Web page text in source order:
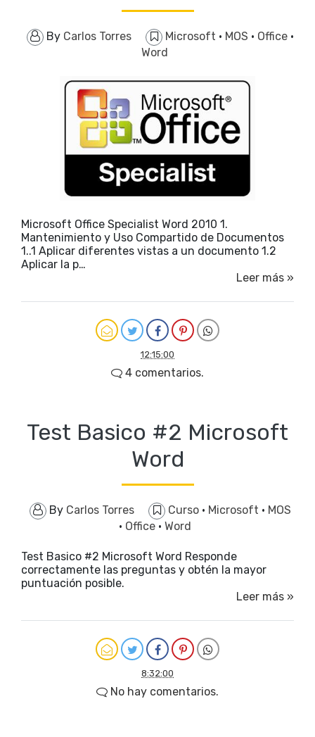
By Carlos Torres Microsoft · MOS · Office ·
Word
Microsoft Office Specialist Word 2010 1.
Mantenimiento y Uso Compartido de Documentos
1..1 Aplicar diferentes vistas a un documento 1.2
Aplicar la p…
Leer más »
12:15:00
4 comentarios.
Test Basico #2 Microsoft
Word
By Carlos Torres Curso · Microsoft · MOS
· Office · Word
Test Basico #2 Microsoft Word Responde
correctamente las preguntas y obtén la mayor
puntuación posible.
Leer más »
8:32:00
No hay comentarios.